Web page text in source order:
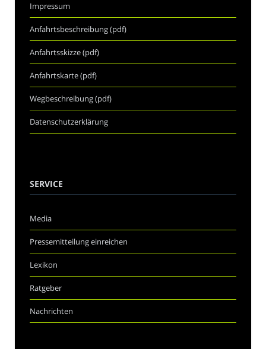
Impressum
Anfahrtsbeschreibung (pdf)
Anfahrtsskizze (pdf)
Anfahrtskarte (pdf)
Wegbeschreibung (pdf)
Datenschutzerklärung
SERVICE
Media
Pressemitteilung einreichen
Lexikon
Ratgeber
Nachrichten